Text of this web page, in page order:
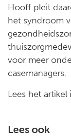
Hooff pleit
het syndroom
voor meer
casemanagers.
Lees het artikel
Lees ook